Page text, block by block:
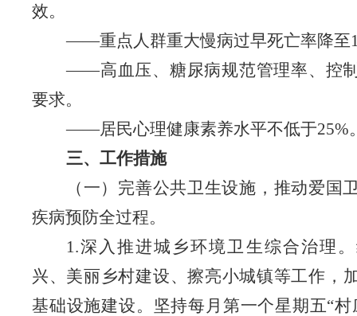
效。
——重点人群重大慢病过早死亡率降至
——高血压、糖尿病规范管理率、控
要求。
——居民心理健康素养水平不低于25%
三、 工作措施
（一）完善公共卫生设施，推动爱国
疾病预防全过程。
1.深入推进城乡环境卫生综合治理
兴、美丽乡村建设、擦亮小城镇等工作，
基础设施建设。坚持每月第一个星期五“村